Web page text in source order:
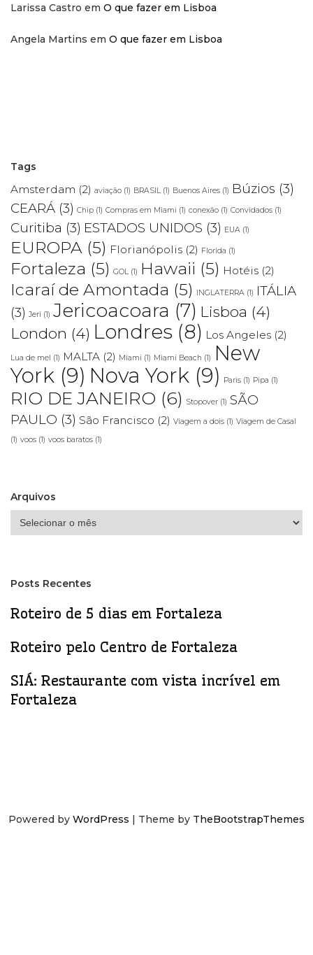
Larissa Castro em O que fazer em Lisboa
Angela Martins em O que fazer em Lisboa
Tags
Amsterdam (2) aviação (1) BRASIL (1) Buenos Aires (1) Búzios (3)
CEARÁ (3) Chip (1) Compras em Miami (1) conexão (1) Convidados (1)
Curitiba (3) ESTADOS UNIDOS (3) EUA (1)
EUROPA (5) Florianópolis (2) Florida (1)
Fortaleza (5) GOL (1) Hawaii (5) Hotéis (2)
Icaraí de Amontada (5) INGLATERRA (1) ITÁLIA
(3) Jeri (1) Jericoacoara (7) Lisboa (4)
London (4) Londres (8) Los Angeles (2)
Lua de mel (1) MALTA (2) Miami (1) Miami Beach (1)
New
York (9) Nova York (9) Paris (1) Pipa (1)
RIO DE JANEIRO (6) Stopover (1) SÃO
PAULO (3) São Francisco (2) Viagem a dois (1) Viagem de Casal
(1) voos (1) voos baratos (1)
Arquivos
Arquivos
Posts Recentes
Roteiro de 5 dias em Fortaleza
Roteiro pelo Centro de Fortaleza
SIÁ: Restaurante com vista incrível em
Fortaleza
Powered by WordPress | Theme by TheBootstrapThemes